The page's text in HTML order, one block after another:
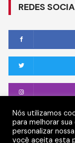
REDES
Nós utilizamos
para melhorar
personalizar
você aceita esta